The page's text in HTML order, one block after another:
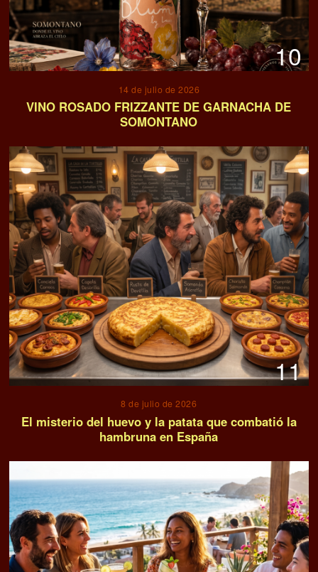
10
14 de julio de 2026
VINO ROSADO FRIZZANTE DE GARNACHA DE
SOMONTANO
11
8 de julio de 2026
El misterio del huevo y la patata que combatió la
hambruna en España